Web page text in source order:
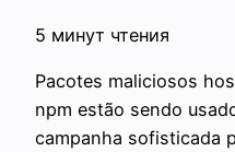
5 минут чтения
Pacotes maliciosos
npm estão sendo
campanha sofisticada